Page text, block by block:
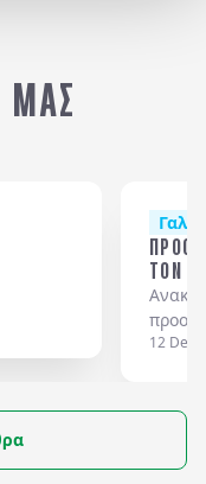
ΜΑΣ
ΤΟΝ
12 Dec